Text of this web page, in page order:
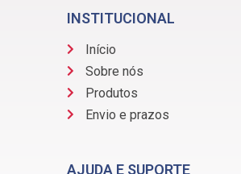
INSTITUCIONAL
Início
Sobre nós
Produtos
Envio e prazos
AJUDA E SUPORTE